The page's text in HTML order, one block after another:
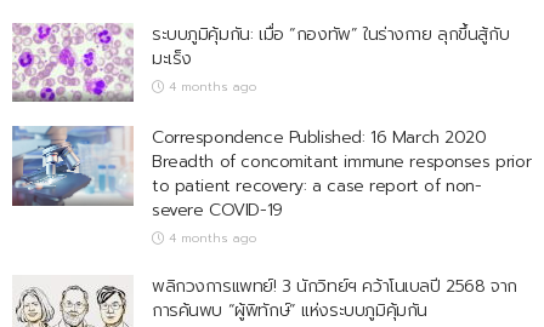
ระบบภูมิคุ้มกัน: เมื่อ “กองทัพ” ในร่างกาย ลุกขึ้นสู้กับ
มะเร็ง
4 months ago
Correspondence Published: 16 March 2020
Breadth of concomitant immune responses prior
to patient recovery: a case report of non-
severe COVID-19
4 months ago
พลิกวงการแพทย์! 3 นักวิทย์ฯ คว้าโนเบลปี 2568 จาก
การค้นพบ “ผู้พิทักษ์” แห่งระบบภูมิคุ้มกัน